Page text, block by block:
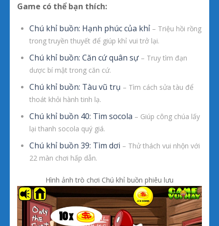
Game có thể bạn thích:
Chú khỉ buồn: Hạnh phúc của khỉ – Triệu hồi rồng
trong truyền thuyết để giúp khỉ vui trở lại.
Chú khỉ buồn: Căn cứ quân sự – Truy tìm đạn
dược bí mật trong căn cứ.
Chú khỉ buồn: Tàu vũ trụ – Tìm cách sửa tàu để
thoát khỏi hành tinh lạ.
Chú khỉ buồn 40: Tìm socola – Giúp công chúa lấy
lại thanh socola quý giá.
Chú khỉ buồn 39: Tìm dơi – Thử thách vui nhộn với
22 màn chơi hấp dẫn.
Hình ảnh trò chơi Chú khỉ buồn phiêu lưu